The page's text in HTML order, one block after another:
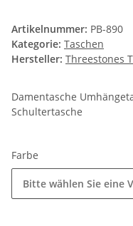
Artikelnummer: PB-890
Kategorie: Taschen
Hersteller: Threestones
Damentasche
Schultertasche
Farbe
Bitte wählen Sie eine